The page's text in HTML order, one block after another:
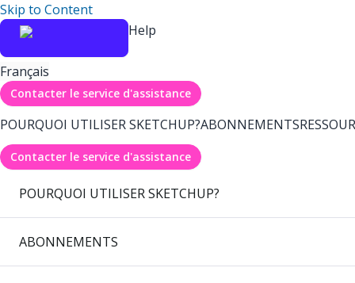
Skip to Content
Help
Français
Contacter le service d'assistance
POURQUOI UTILISER SKETCHUP?ABONNEMENTS
Contacter le service d'assistance
POURQUOI UTILISER SKETCHUP?
ABONNEMENTS